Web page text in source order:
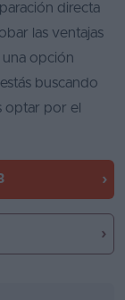
directa
las ventajas
una opción
buscando
optar por el